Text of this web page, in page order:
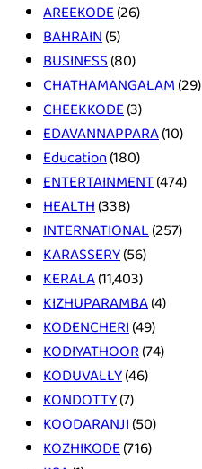
AREEKODE(26)
BAHRAIN(5)
BUSINESS(80)
CHATHAMANGALAM(29)
CHEEKKODE(3)
EDAVANNAPPARA(10)
Education(180)
ENTERTAINMENT(474)
HEALTH(338)
INTERNATIONAL(257)
KARASSERY(56)
KERALA(11,403)
KIZHUPARAMBA(4)
KODENCHERI(49)
KODIYATHOOR(74)
KODUVALLY(46)
KONDOTTY(7)
KOODARANJI(50)
KOZHIKODE(716)